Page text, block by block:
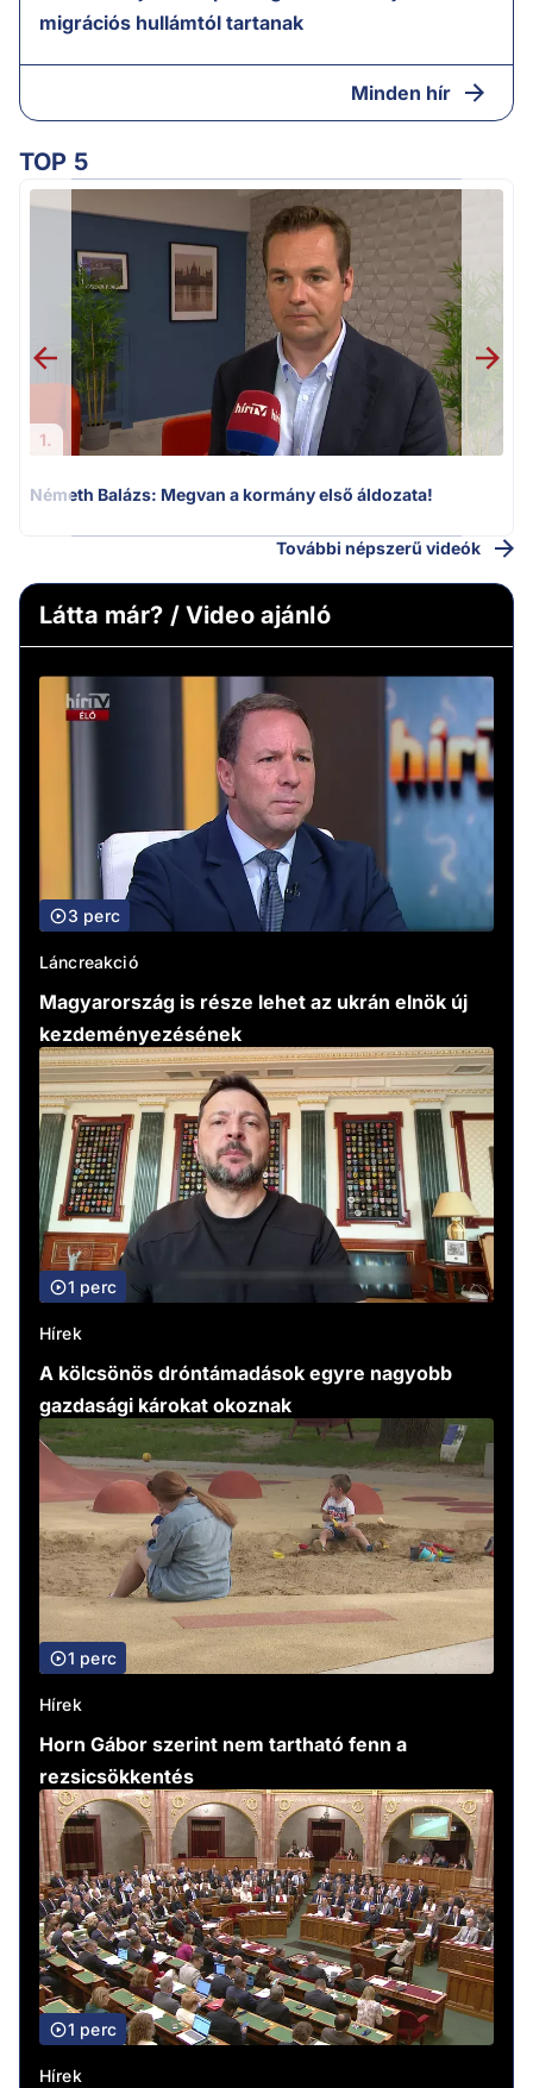
migrációs hullámtól tartanak
Minden hír
TOP 5
1.
Németh Balázs: Megvan a kormány első áldozata!
További népszerű videók
Látta már? / Video ajánló
3 perc
Láncreakció
Magyarország is része lehet az ukrán elnök új
kezdeményezésének
1 perc
Hírek
A kölcsönös dróntámadások egyre nagyobb
gazdasági károkat okoznak
1 perc
Hírek
Horn Gábor szerint nem tartható fenn a
rezsicsökkentés
1 perc
Hírek